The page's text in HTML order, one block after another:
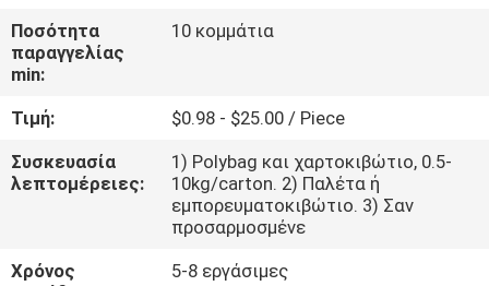
ΈΛΕΓΧΟΣ
ΠΟΙΌΤΗΤΑΣ
ΕΠΙΚΟΙΝΩΝΉΣΤΕ
ΜΑΖΊ
ΕΙΔΉΣΕΙΣ
Ποσότητα
παραγγελίας
min:
10 κομμάτια
Τιμή:
$0.98 - $25.00 / Piece
Συσκευασία
λεπτομέρειες:
1) Polybag και χαρτοκιβώτιο, 0.5-
10kg/carton. 2) Παλέτα ή
εμπορευματοκιβώτιο. 3) Σαν
προσαρμοσμένε
Χρόνος
5-8 εργάσιμες